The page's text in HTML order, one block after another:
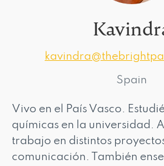
Spain
Vivo en el País Vasco.
químicas en la universidad.
trabajo en distintos
comunicación. También